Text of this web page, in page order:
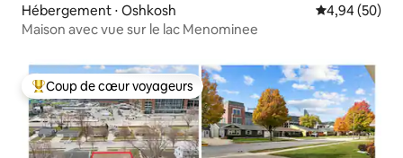
Hébergement ⋅ Oshkosh Évaluation
4,94 (50)
Maison avec vue sur le lac Menominee
Coups de cœur voyageurs les plus appréciés
Coup de cœur voyageurs